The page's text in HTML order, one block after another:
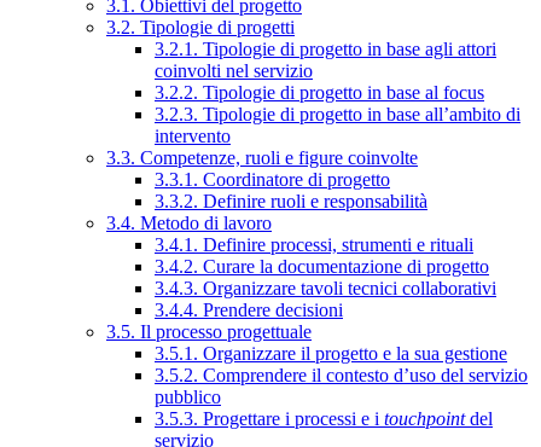
3.1. Obiettivi del progetto
3.2. Tipologie di progetti
3.2.1. Tipologie di progetto in base agli attori
coinvolti nel servizio
3.2.2. Tipologie di progetto in base al focus
3.2.3. Tipologie di progetto in base all’ambito di
intervento
3.3. Competenze, ruoli e figure coinvolte
3.3.1. Coordinatore di progetto
3.3.2. Definire ruoli e responsabilità
3.4. Metodo di lavoro
3.4.1. Definire processi, strumenti e rituali
3.4.2. Curare la documentazione di progetto
3.4.3. Organizzare tavoli tecnici collaborativi
3.4.4. Prendere decisioni
3.5. Il processo progettuale
3.5.1. Organizzare il progetto e la sua gestione
3.5.2. Comprendere il contesto d’uso del servizio
pubblico
3.5.3. Progettare i processi e i touchpointdel
servizio